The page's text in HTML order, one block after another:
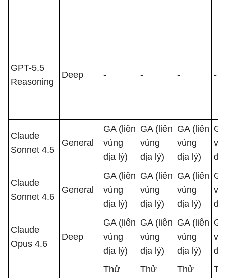
GPT-5.5
Reasoning
Deep - - - -
Claude
Sonnet 4.5
General
GA (liên
vùng
địa lý)
GA (liên
vùng
địa lý)
GA (liên
vùng
địa lý)
Claude
Sonnet 4.6
General
GA (liên
vùng
địa lý)
GA (liên
vùng
địa lý)
GA (liên
vùng
địa lý)
Claude
Opus 4.6
Deep
GA (liên
vùng
địa lý)
GA (liên
vùng
địa lý)
GA (liên
vùng
địa lý)
Thử
Thử
Thử